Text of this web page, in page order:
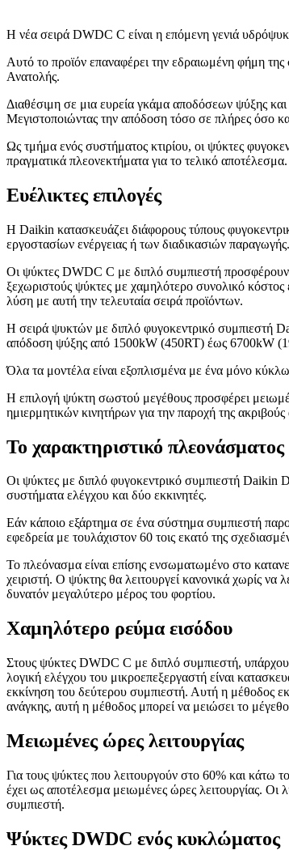
Η νέα σειρά DWDC C είναι η επόμενη γενιά
Αυτό το προϊόν επαναφέρει την εδραιωμένη φήμη
Ανατολής.
Διαθέσιμη σε μια ευρεία γκάμα αποδόσεων ψύξης και
Μεγιστοποιώντας την απόδοση τόσο σε πλήρες όσο
Ως τμήμα ενός συστήματος κτιρίου, οι ψύκτες
πραγματικά πλεονεκτήματα για το τελικό αποτέλεσμα.
Ευέλικτες επιλογές
Η Daikin κατασκευάζει διάφορους τύπους
εργοστασίων ενέργειας ή των διαδικασιών παραγωγής.
Οι ψύκτες DWDC C με διπλό συμπιεστή προσφέρουν
ξεχωριστούς ψύκτες με χαμηλότερο συνολικό
λύση με αυτή την τελευταία σειρά προϊόντων.
Η σειρά ψυκτών με διπλό φυγοκεντρικό
απόδοση ψύξης από 1500kW (450RT) έως 6700kW
Όλα τα μοντέλα είναι εξοπλισμένα με ένα μόνο
Η επιλογή ψύκτη σωστού μεγέθους προσφέρει
ημιερμητικών κινητήρων για την παροχή της
Το χαρακτηριστικό πλεονάσματος
Οι ψύκτες με διπλό φυγοκεντρικό συμπιεστή Daikin
συστήματα ελέγχου και δύο εκκινητές.
Εάν κάποιο εξάρτημα σε ένα σύστημα συμπιεστή
εφεδρεία με τουλάχιστον 60 τοις εκατό της
Το πλεόνασμα είναι επίσης ενσωματωμένο στο
χειριστή. Ο ψύκτης θα λειτουργεί κανονικά χωρίς να
δυνατόν μεγαλύτερο μέρος του φορτίου.
Χαμηλότερο ρεύμα εισόδου
Στους ψύκτες DWDC C με διπλό συμπιεστή,
λογική ελέγχου του μικροεπεξεργαστή είναι
εκκίνηση του δεύτερου συμπιεστή. Αυτή η μέθοδος
ανάγκης, αυτή η μέθοδος μπορεί να μειώσει το
Μειωμένες ώρες λειτουργίας
Για τους ψύκτες που λειτουργούν στο 60% και κάτω
έχει ως αποτέλεσμα μειωμένες ώρες λειτουργίας. Οι
συμπιεστή.
Ψύκτες DWDC ενός κυκλώματος